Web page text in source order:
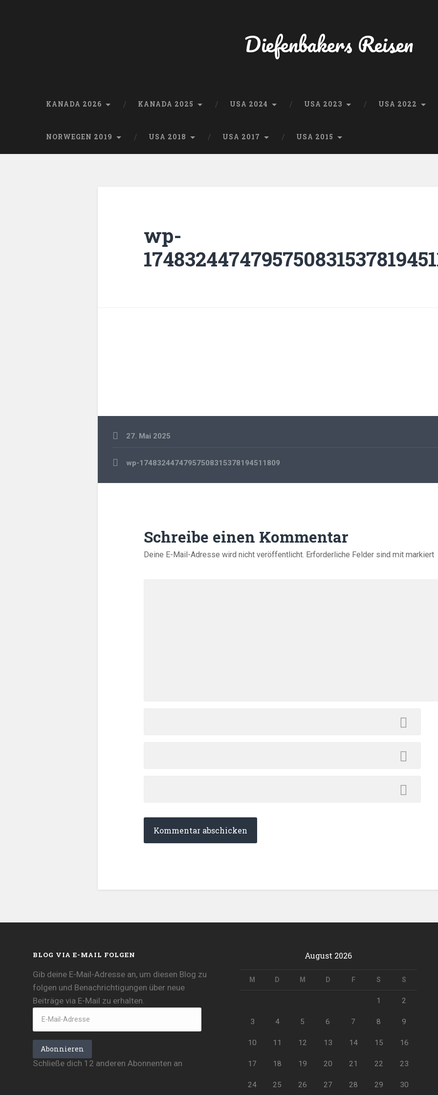
Diefenbakers Reisen
KANADA 2026 KANADA 2025 USA 2024 USA 2023 USA 2022
NORWEGEN 2019 USA 2018 USA 2017 USA 2015
wp-
27. Mai 2025
Beitragsnavigation
wp-17483244747957508315378194511809
Schreibe einen Kommentar
Deine E-Mail-Adresse wird nicht veröffentlicht. Erforderliche Felder sind mitmarkiert
BLOG VIA E-MAIL FOLGEN
Gib deine E-Mail-Adresse an, um diesen Blog zu
folgen und Benachrichtigungen über neue
Beiträge via E-Mail zu erhalten.
E-
Mail-
Abonnieren
Schließe dich 12 anderen Abonnenten an
August 2026
M D M D F S S
1 2
3 4 5 6 7 8 9
10 11 12 13 14 15 16
17 18 19 20 21 22 23
24 25 26 27 28 29 30